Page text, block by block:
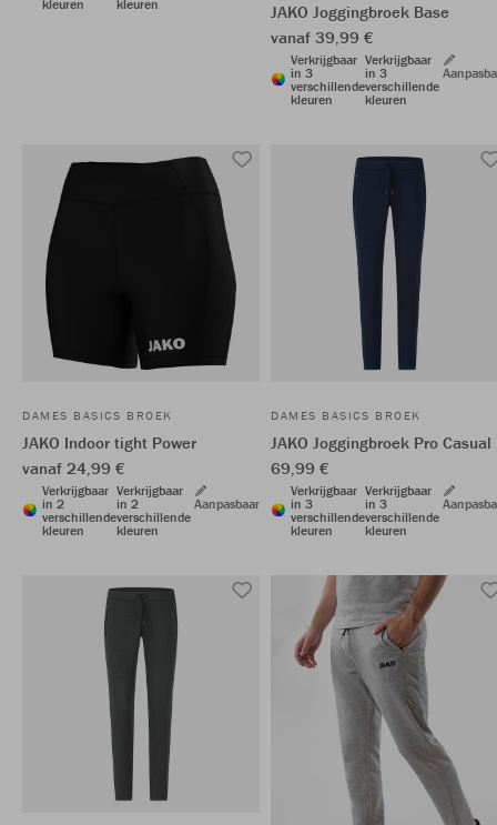
kleuren
kleuren
JAKO Joggingbroek Base
vanaf 39,99 €
Verkrijgbaar
in 3
verschillende
kleuren
Verkrijgbaar
in 3
verschillende
kleuren
DAMES BASICS BROEK
JAKO Indoor tight Power
vanaf 24,99 €
Verkrijgbaar
in 2
verschillende
kleuren
Verkrijgbaar
in 2
verschillende
kleuren
Aanpasbaar
DAMES BASICS BROEK
JAKO Joggingbroek Pro Casual
69,99 €
Verkrijgbaar
in 3
verschillende
kleuren
Verkrijgbaar
in 3
verschillende
kleuren